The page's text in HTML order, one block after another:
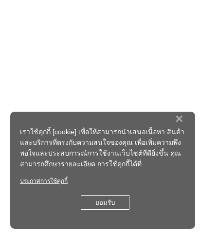
×
เราใช้คุกกี้ [cookie] เพื่อให้สามารถนำเสนอเนื้อหา สินค้า
และบริการที่ตรงกับความสนใจของคุณ เพื่อเพิ่มความพึง
พอใจและประสบการณ์การใช้งานเว็บไซต์ที่ดียิ่งขึ้น คุณ
สามารถศึกษารายละเอียด การใช้คุกกี้ได้ที่
ประกาศการใช้คุกกี้
ยอมรับ